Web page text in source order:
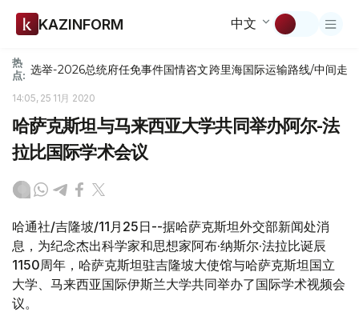
KAZINFORM 中文
热
点: 选举-2026总统府任免事件国情咨文跨里海国际运输路线/中间走廊
14:05, 25 11月 2020
哈萨克斯坦与马来西亚大学共同举办阿尔-法
拉比国际学术会议
哈通社/吉隆坡/11月25日--据哈萨克斯坦外交部新闻处消
息，为纪念杰出科学家和思想家阿布·纳斯尔·法拉比诞辰
1150周年，哈萨克斯坦驻吉隆坡大使馆与哈萨克斯坦国立
大学、马来西亚国际伊斯兰大学共同举办了国际学术视频会
议。